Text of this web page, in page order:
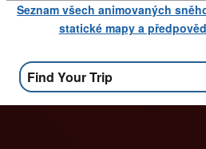
Seznam všech animovaných
statické mapy a
Find Your Trip